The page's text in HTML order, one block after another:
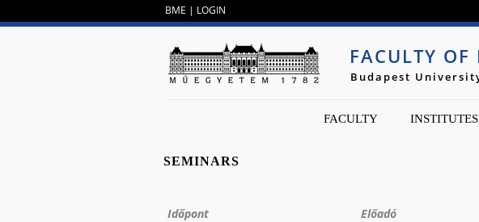
BME | LOGIN
FACULTY OF
Budapest
FACULTY
SEMINARS
Időpont Előadó